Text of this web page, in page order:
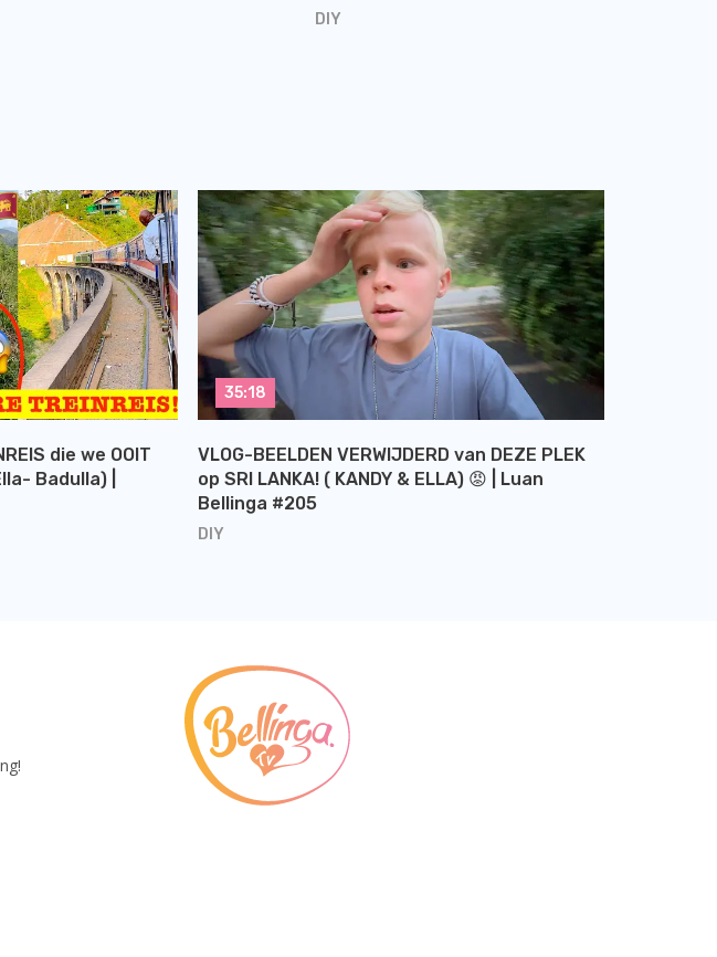
DIY
die we OOIT
Badulla) |
DIY
VLOG-BEELDEN VERWIJDERD van DEZE PLEK
op SRI LANKA! ( KANDY & ELLA) 😡 | Luan
Bellinga #205
35:18